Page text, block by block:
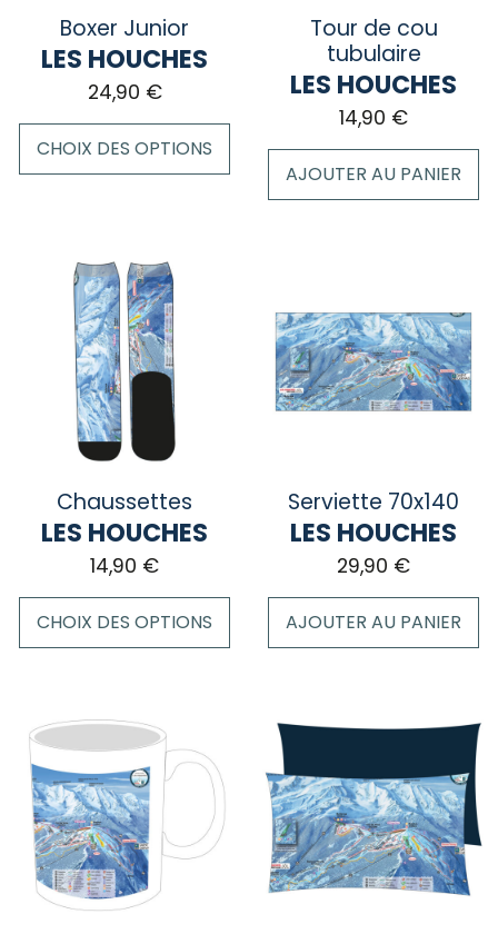
page
page
Boxer Junior
LES HOUCHES
24,90 €
CHOIX DES OPTIONS
plusieurs
variations.
options
peuvent
choisies
page
Tour de cou
tubulaire
LES HOUCHES
14,90 €
AJOUTER AU PANIER
Chaussettes
LES HOUCHES
14,90 €
CHOIX DES OPTIONS
plusieurs
variations.
Les
options
peuvent
être
choisies
Serviette 70x140
LES HOUCHES
29,90 €
AJOUTER AU PANIER